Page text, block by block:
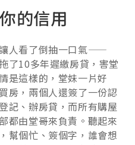
的信用
人看了倒抽一口氣——
了10多年遲繳房貸，害堂
是這樣的，堂妹一片好
房，兩個人還簽了一份認
記、辦房貸，而所有購屋
都由堂哥來負責。聽起來
幫個忙、簽個字，誰會想